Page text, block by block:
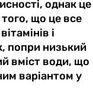
однак це
що це все
і
попри низький
вміст води, що
варіантом у